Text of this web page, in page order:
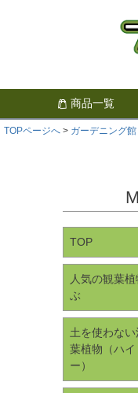
商品一覧
TOPページへ ガーデニング館
TOP
人気の観葉
ぶ
土を使わな
葉植物（ハ
ー）